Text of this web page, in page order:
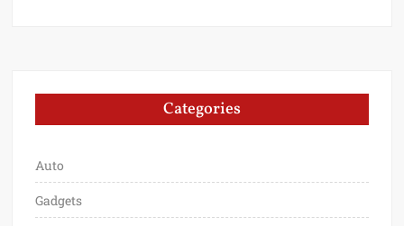
Categories
Auto
Gadgets